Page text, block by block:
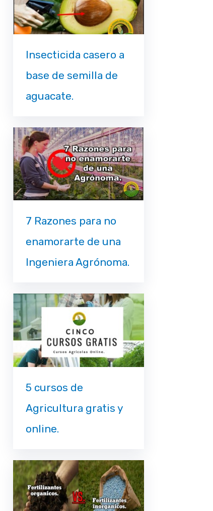
Insecticida casero a
base de semilla de
aguacate.
7 Razones para no
enamorarte de una
Ingeniera Agrónoma.
5 cursos de
Agricultura gratis y
online.